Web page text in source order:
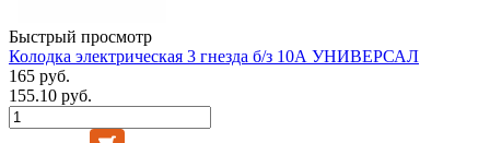
Быстрый просмотр
Колодка электрическая 3 гнезда б/з 10А УНИВЕРСАЛ
165 руб.
155.10 руб.